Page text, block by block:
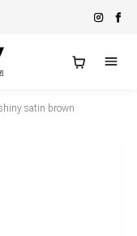
satin brown